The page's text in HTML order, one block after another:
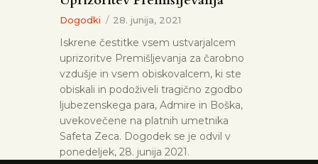
Dogodki 28. junija, 2021
Iskrene čestitke vsem ustvarjalcem
uprizoritve Premišljevanja za čarobno
vzdušje in vsem obiskovalcem, ki ste
obiskali in podoživeli tragično zgodbo
ljubezenskega para, Admire in Boška,
uvekovečene na platnih umetnika
Safeta Zeca. Dogodek se je odvil v
ponedeljek, 28. junija 2021.